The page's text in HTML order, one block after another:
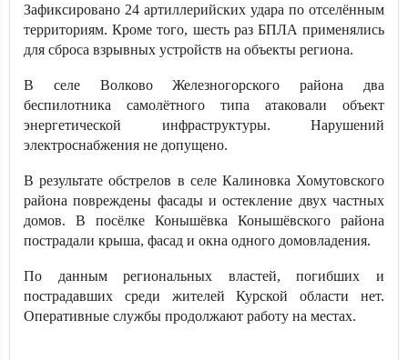
Зафиксировано 24 артиллерийских удара по отселённым
территориям. Кроме того, шесть раз БПЛА применялись
для сброса взрывных устройств на объекты региона.
В селе Волково Железногорского района два
беспилотника самолётного типа атаковали объект
энергетической инфраструктуры. Нарушений
электроснабжения не допущено.
В результате обстрелов в селе Калиновка Хомутовского
района повреждены фасады и остекление двух частных
домов. В посёлке Конышёвка Конышёвского района
пострадали крыша, фасад и окна одного домовладения.
По данным региональных властей, погибших и
пострадавших среди жителей Курской области нет.
Оперативные службы продолжают работу на местах.